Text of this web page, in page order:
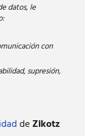
datos, le
con
supresión,
deZikotz